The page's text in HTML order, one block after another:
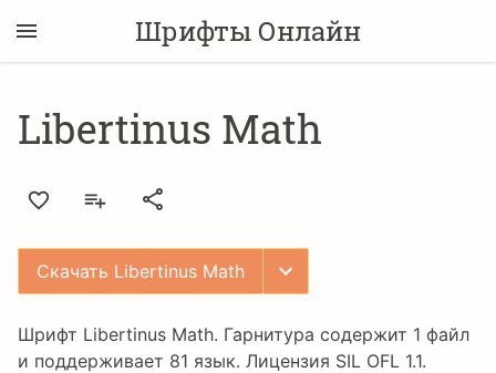
Шрифты Онлайн
Libertinus Math
Скачать Libertinus Math
Шрифт Libertinus Math. Гарнитура содержит 1 файл
и поддерживает 81 язык. Лицензия SIL OFL 1.1.